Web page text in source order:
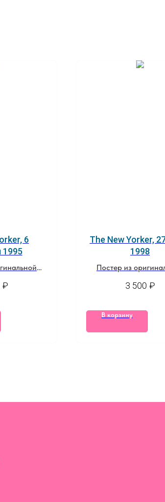
6
1995
₽
The New Yorker,
1998
Постер из
3 500 ₽
В корзину